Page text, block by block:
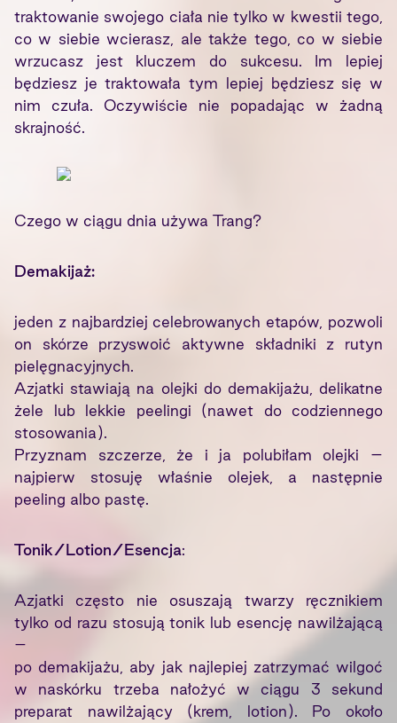
traktowanie swojego ciała nie tylko w kwestii tego,
co w siebie wcierasz, ale także tego, co w siebie
wrzucasz jest kluczem do sukcesu. Im lepiej
będziesz je traktowała tym lepiej będziesz się w
nim czuła. Oczywiście nie popadając w żadną
skrajność.
Czego w ciągu dnia używa Trang?
Demakijaż:
jeden z najbardziej celebrowanych etapów, pozwoli
on skórze przyswoić aktywne składniki z rutyn
pielęgnacyjnych.
Azjatki stawiają na olejki do demakijażu, delikatne
żele lub lekkie peelingi (nawet do codziennego
stosowania).
Przyznam szczerze, że i ja polubiłam olejki –
najpierw stosuję właśnie olejek, a następnie
peeling albo pastę.
Tonik/Lotion/Esencja:
Azjatki często nie osuszają twarzy ręcznikiem
tylko od razu stosują tonik lub esencję nawilżającą
–
po demakijażu, aby jak najlepiej zatrzymać wilgoć
w naskórku trzeba nałożyć w ciągu 3 sekund
preparat nawilżający (krem, lotion). Po około